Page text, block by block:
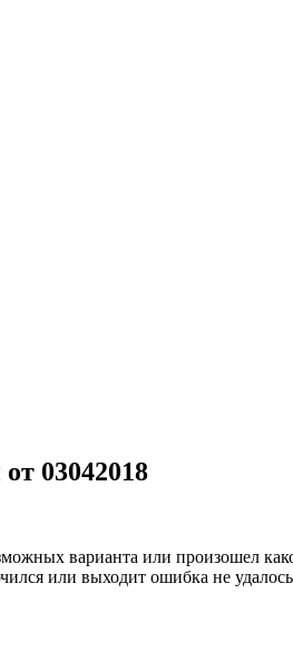
03042018
варианта или произошел
или выходит ошибка не